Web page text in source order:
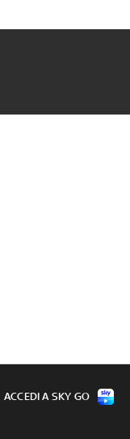
ACCEDI A SKY GO